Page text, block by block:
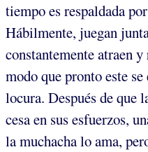
tiempo es respaldada
Hábilmente, juegan
constantemente atraen y
modo que pronto este
locura. Después de que
cesa en sus esfuerzos,
la muchacha lo ama,